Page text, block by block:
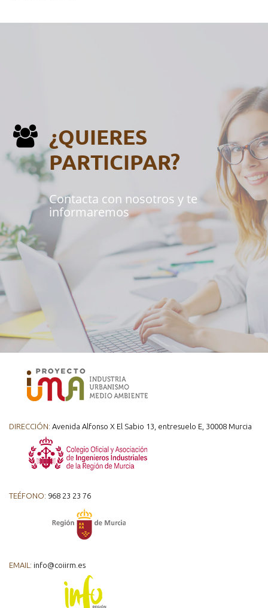
¿QUIERES
PARTICIPAR?
Contacta con nosotros y te
informaremos
DIRECCIÓN: Avenida Alfonso X El Sabio 13, entresuelo E, 30008 Murcia
TEÉFONO: 968 23 23 76
EMAIL: info@coiirm.es